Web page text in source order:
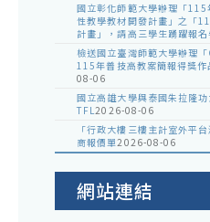
國立彰化師範大學辦理「
性教學教材開發計畫」之「
計畫」，請高三學生踴躍報名
檢送國立臺灣師範大學辦理
115年普技高教案簡報得獎
08-06
國立高雄大學與泰國朱拉隆
TFL2026-08-06
「行政大樓三樓主計室外平
商報價單2026-08-06
網站連結